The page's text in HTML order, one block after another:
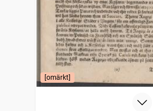
[omärkt]